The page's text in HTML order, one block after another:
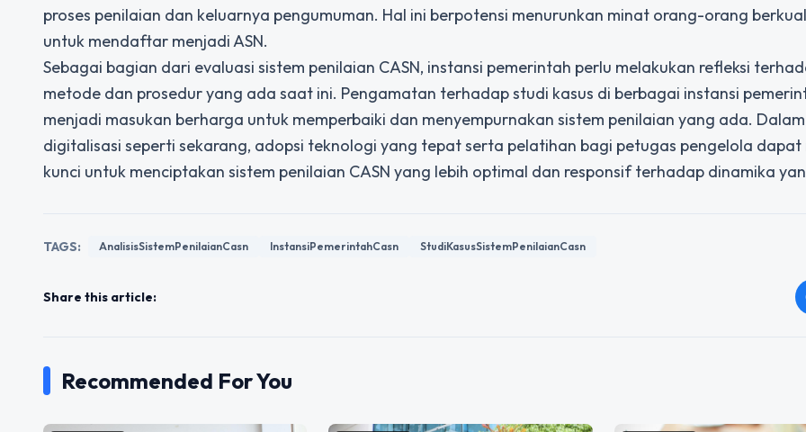
proses penilaian dan keluarnya pengumuman. Hal ini berpotensi menurunkan minat orang-orang
untuk mendaftar menjadi ASN.
Sebagai bagian dari evaluasi sistem penilaian CASN, instansi pemerintah perlu melakukan refleksi
metode dan prosedur yang ada saat ini. Pengamatan terhadap studi kasus di berbagai instansi
menjadi masukan berharga untuk memperbaiki dan menyempurnakan sistem penilaian yang ada.
digitalisasi seperti sekarang, adopsi teknologi yang tepat serta pelatihan bagi petugas pengelola dapat
kunci untuk menciptakan sistem penilaian CASN yang lebih optimal dan responsif terhadap dinamika
TAGS: AnalisisSistemPenilaianCasn InstansiPemerintahCasn StudiKasusSistemPenilaianCasn
Share this article:
Recommended For You